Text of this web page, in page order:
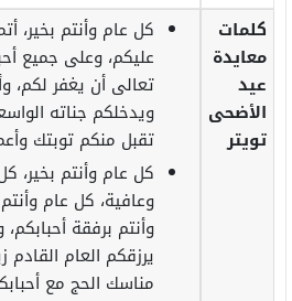
كلمات
معايدة
عيد
الأضحى
تويتر
كل عام وأنتم بخير،
عليكم، وعلى جميع
تعالى أن يغفر لكم،
ويدخلكم جناته
تقبل منكم توبتك
كل عام وأنتم بخير،
وعافية، كل عام
وأنتم برفقة
يرزقكم العام القادم
مناسك الحج مع